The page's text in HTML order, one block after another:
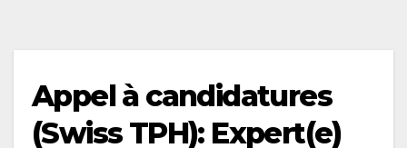
Appel à candidatures
(Swiss TPH): Expert(e)